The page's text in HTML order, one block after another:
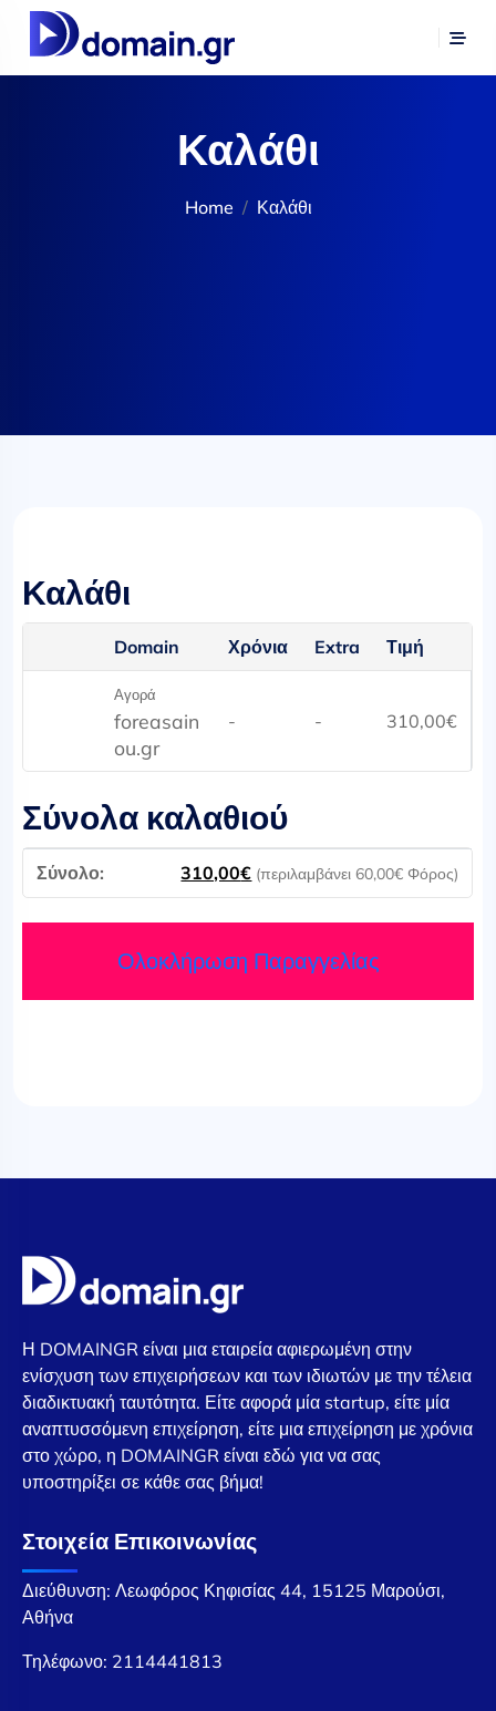
Καλάθι
Home Καλάθι
Καλάθι
Domain Χρόνια Extra Τιμή
Αγορά
foreasain
ou.gr
- - 310,00€
Σύνολα καλαθιού
310,00€ (περιλαμβάνει60,00€ Φόρος)
Ολοκλήρωση Παραγγελίας
Η DOMAINGR είναι μια εταιρεία αφιερωμένη στην
ενίσχυση των επιχειρήσεων και των ιδιωτών με την τέλεια
διαδικτυακή ταυτότητα. Είτε αφορά μία startup, είτε μία
αναπτυσσόμενη επιχείρηση, είτε μια επιχείρηση με χρόνια
στο χώρο, η DOMAINGR είναι εδώ για να σας
υποστηρίξει σε κάθε σας βήμα!
Στοιχεία Επικοινωνίας
Διεύθυνση: Λεωφόρος Κηφισίας 44, 15125 Μαρούσι,
Αθήνα
Τηλέφωνο: 2114441813